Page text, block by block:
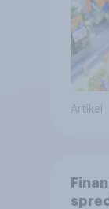
Artikel